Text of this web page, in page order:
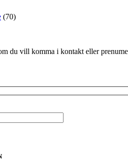
(70)
du vill komma i kontakt eller